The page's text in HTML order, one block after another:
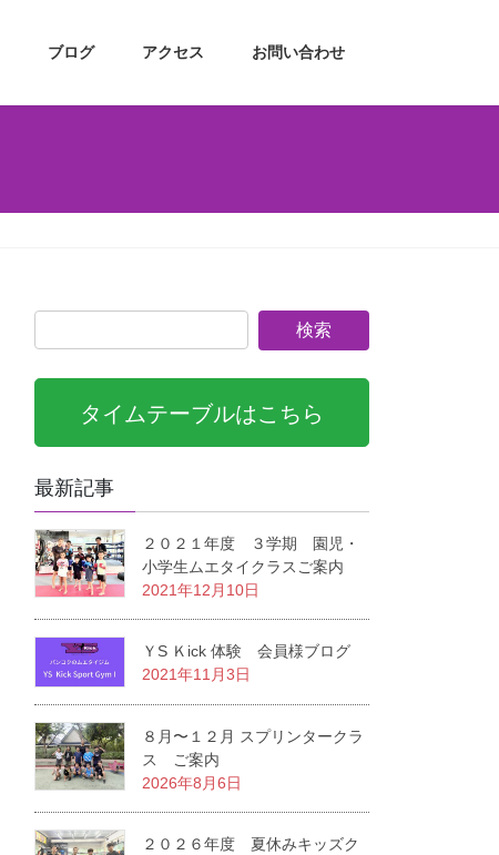
ブログ アクセス お問い合わせ
タイムテーブルはこちら
最新記事
２０２１年度 ３学期 園児・
小学生ムエタイクラスご案内
2021年12月10日
ＹS Ｋick 体験 会員様ブログ
2021年11月3日
８月〜１２月 スプリンタークラ
ス ご案内
2026年8月6日
２０２６年度 夏休みキッズク